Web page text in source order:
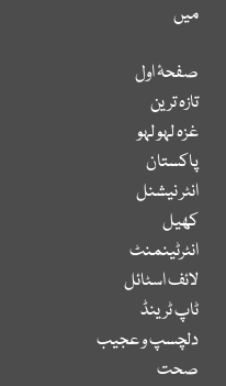
میں
صفحۂ اول
تازہ ترین
غزہ لہو لہو
پاکستان
انٹر نیشنل
کھیل
انٹرٹینمنٹ
لائف اسٹائل
ٹاپ ٹرینڈ
دلچسپ و عجیب
صحت